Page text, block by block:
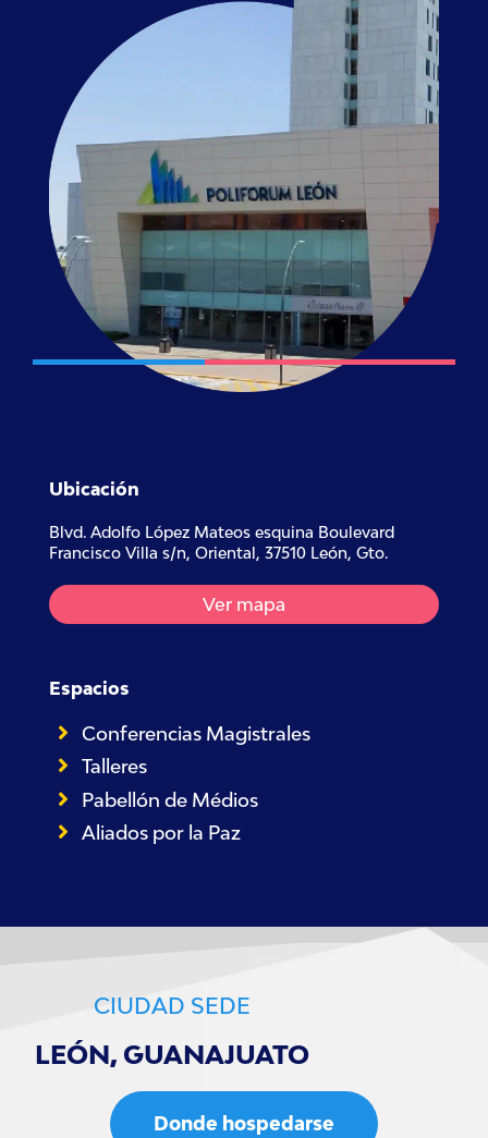
Ubicación
Blvd. Adolfo López Mateos esquina Boulevard
Francisco Villa s/n, Oriental, 37510 León, Gto.
Ver mapa
Espacios
Conferencias Magistrales
Talleres
Pabellón de Médios
Aliados por la Paz
CIUDAD SEDE
LEÓN, GUANAJUATO
Donde hospedarse